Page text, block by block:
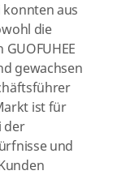
konnten aus
die
gewachsen
ist für
der
und